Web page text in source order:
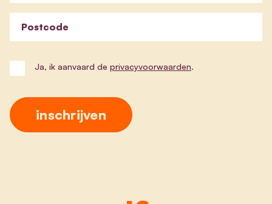
Postcode
Ja, ik aanvaard de privacyvoorwaarden.